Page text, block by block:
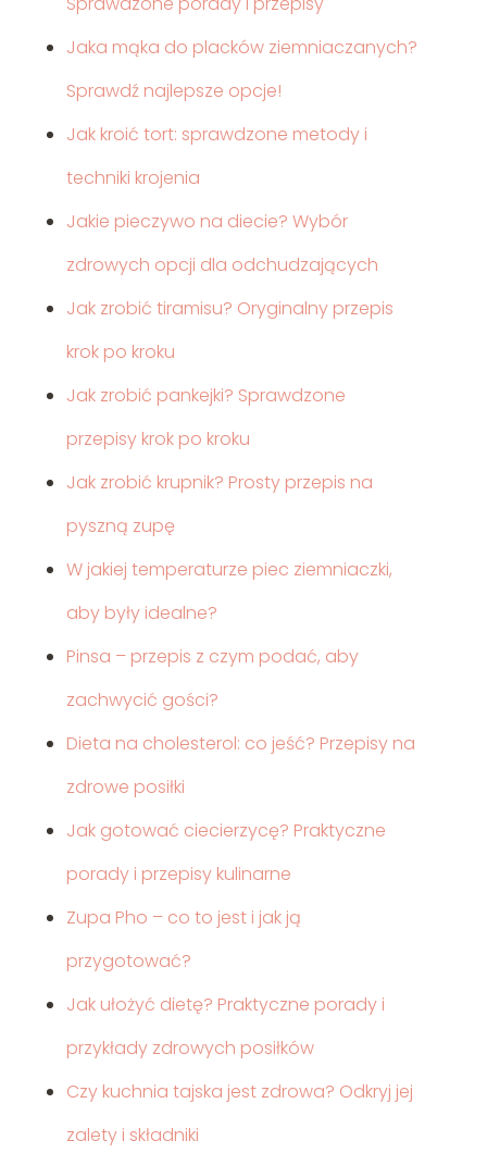
Jaka mąka do placków ziemniaczanych?
Sprawdź najlepsze opcje!
Jak kroić tort: sprawdzone metody i
techniki krojenia
Jakie pieczywo na diecie? Wybór
zdrowych opcji dla odchudzających
Jak zrobić tiramisu? Oryginalny przepis
krok po kroku
Jak zrobić pankejki? Sprawdzone
przepisy krok po kroku
Jak zrobić krupnik? Prosty przepis na
pyszną zupę
W jakiej temperaturze piec ziemniaczki,
aby były idealne?
Pinsa – przepis z czym podać, aby
zachwycić gości?
Dieta na cholesterol: co jeść? Przepisy na
zdrowe posiłki
Jak gotować ciecierzycę? Praktyczne
porady i przepisy kulinarne
Zupa Pho – co to jest i jak ją
przygotować?
Jak ułożyć dietę? Praktyczne porady i
przykłady zdrowych posiłków
Czy kuchnia tajska jest zdrowa? Odkryj jej
zalety i składniki